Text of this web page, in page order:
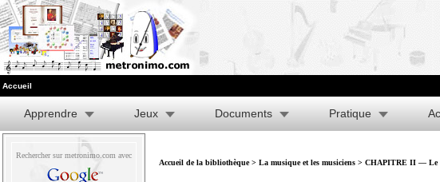
Accueil
Apprendre Jeux Documents Pratique
Rechercher sur metronimo.com avec
Accueil de la bibliothèque> La musique et les musiciens > CHAPITRE II — Le